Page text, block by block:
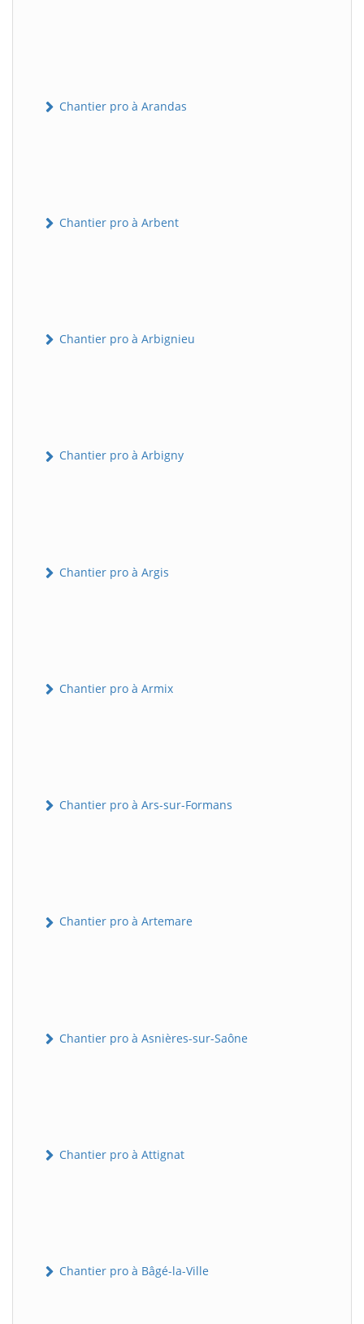
Chantier pro à Arandas
Chantier pro à Arbent
Chantier pro à Arbignieu
Chantier pro à Arbigny
Chantier pro à Argis
Chantier pro à Armix
Chantier pro à Ars-sur-Formans
Chantier pro à Artemare
Chantier pro à Asnières-sur-Saône
Chantier pro à Attignat
Chantier pro à Bâgé-la-Ville